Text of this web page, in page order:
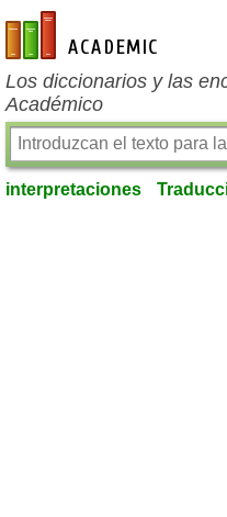
es-academic.com
Los diccionarios y las
Académico
interpretaciones